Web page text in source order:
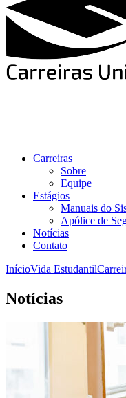
Carreiras
Sobre
Equipe
Estágios
Manuais do
Apólice de
Notícias
Contato
InícioVida Estudantil
Notícias